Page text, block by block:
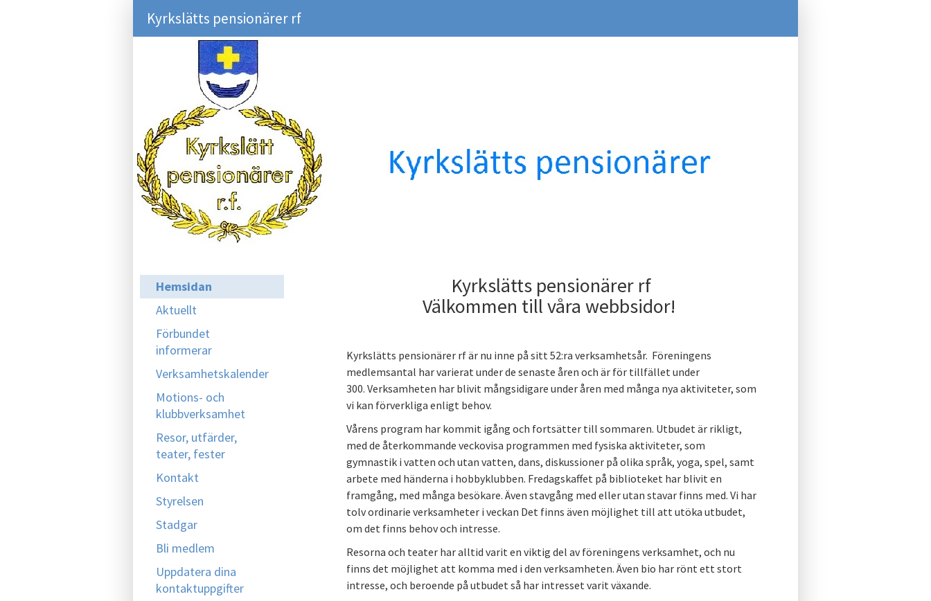
Kyrkslätts pensionärer rf
Hemsidan
Aktuellt
Förbundet
informerar
Verksamhetskalender
Motions- och
klubbverksamhet
Resor, utfärder,
teater, fester
Kontakt
Styrelsen
Stadgar
Bli medlem
Uppdatera dina
kontaktuppgifter
Kyrkslätts pensionärer rf
Välkommen till våra webbsidor!
Kyrkslätts pensionärer rf är nu inne på sitt 52:ra verksamhetsår. Föreningens
medlemsantal har varierat under de senaste åren och är för tillfället under
300. Verksamheten har blivit mångsidigare under åren med många nya aktiviteter, som
vi kan förverkliga enligt behov.
Vårens program har kommit igång och fortsätter till sommaren. Utbudet är rikligt,
med de återkommande veckovisa programmen med fysiska aktiviteter, som
gymnastik i vatten och utan vatten, dans, diskussioner på olika språk, yoga, spel, samt
arbete med händerna i hobbyklubben. Fredagskaffet på biblioteket har blivit en
framgång, med många besökare. Även stavgång med eller utan stavar finns med. Vi har
tolv ordinarie verksamheter i veckan Det finns även möjlighet till att utöka utbudet,
om det finns behov och intresse.
Resorna och teater har alltid varit en viktig del av föreningens verksamhet, och nu
finns det möjlighet att komma med i den verksamheten. Även bio har rönt ett stort
intresse, och beroende på utbudet så har intresset varit växande.